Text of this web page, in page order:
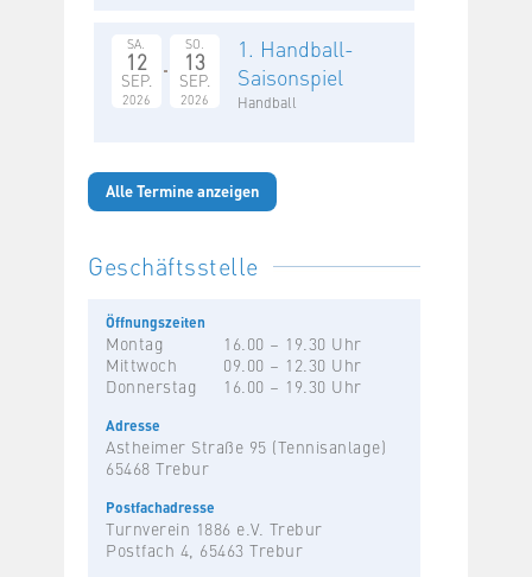
SA.
12
SEP.
2026
SO.
13
SEP.
2026
1. Handball-
Saisonspiel
Handball
Alle Termine anzeigen
Geschäftsstelle
Öffnungszeiten
Montag
16.00 – 19.30 Uhr
Mittwoch
09.00 – 12.30 Uhr
Donnerstag
16.00 – 19.30 Uhr
Adresse
Astheimer Straße 95 (Tennisanlage)
65468 Trebur
Postfachadresse
Turnverein 1886 e.V. Trebur
Postfach 4, 65463 Trebur